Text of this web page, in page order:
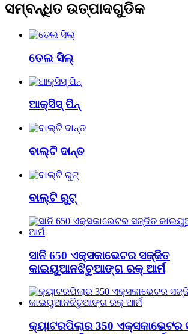
ସମ୍ବନ୍ଧିତ ଉତ୍ପାଦଗୁଡିକ
ତେଲ ସିଲ୍
ଆକ୍ସିସ୍ ପିନ୍
ବାଲ୍ଟି ଦାନ୍ତ
ବାଲ୍ଟି ରୁଟ୍
ସାନି 650 ଏକ୍ସକାଭେଟର ସଜ୍ଜିତ
କାଇୟୁଆନଝିଚୁଆଙ୍ଗ ରକ୍ ଆର୍ମ
କ୍ୟାଟରପିଲାର 350 ଏକ୍ସକାଭେଟର